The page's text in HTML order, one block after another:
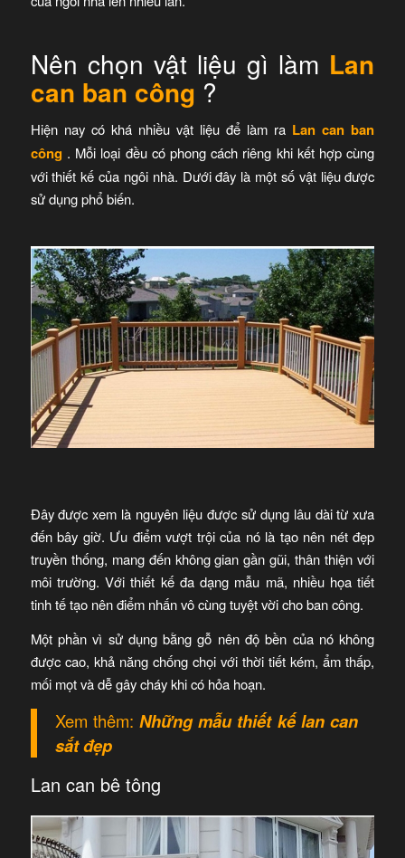
Nên chọn vật liệu gì làm Lan
can ban công ?
Hiện nay có khá nhiều vật liệu để làm ra Lan can ban
công . Mỗi loại đều có phong cách riêng khi kết hợp cùng
với thiết kế của ngôi nhà. Dưới đây là một số vật liệu được
sử dụng phổ biến.
Đây được xem là nguyên liệu được sử dụng lâu dài từ xưa
đến bây giờ. Ưu điểm vượt trội của nó là tạo nên nét đẹp
truyền thống, mang đến không gian gần gũi, thân thiện với
môi trường. Với thiết kế đa dạng mẫu mã, nhiều họa tiết
tinh tế tạo nên điểm nhấn vô cùng tuyệt vời cho ban công.
Một phần vì sử dụng bằng gỗ nên độ bền của nó không
được cao, khả năng chống chọi với thời tiết kém, ẩm thấp,
mối mọt và dễ gây cháy khi có hỏa hoạn.
Xem thêm: Những mẫu thiết kế lan can
sắt đẹp
Lan can bê tông